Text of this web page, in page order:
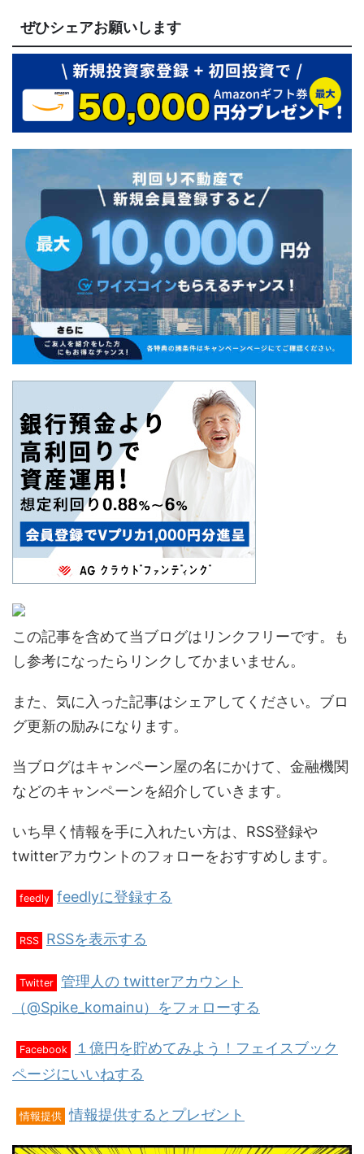
ぜひシェアお願いします
この記事を含めて当ブログはリンクフリーです。も
し参考になったらリンクしてかまいません。
また、気に入った記事はシェアしてください。ブロ
グ更新の励みになります。
当ブログはキャンペーン屋の名にかけて、金融機関
などのキャンペーンを紹介していきます。
いち早く情報を手に入れたい方は、RSS登録や
twitterアカウントのフォローをおすすめします。
feedly feedlyに登録する
RSS RSSを表示する
Twitter 管理人の twitterアカウント
（@Spike_komainu）をフォローする
Facebook
１億円を貯めてみよう！フェイスブック
ページにいいねする
情報提供 情報提供するとプレゼント